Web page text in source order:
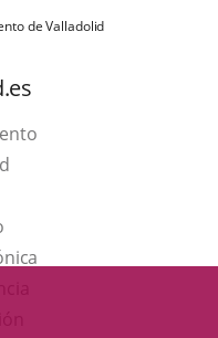
de Valladolid
Este
enlace